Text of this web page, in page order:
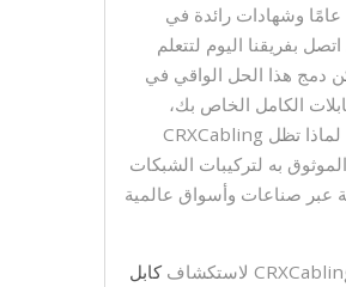
لمدة 25 عامًا وشهادات رائدة في
بفريقنا اليوم لتتعلم
دمج هذا الحل الواقي في
الكامل الخاص بك،
واكتشف لماذا تظل CRXCabling
به لتركيبات الشبكات
عبر صناعات وأسواق عالمية
كابل